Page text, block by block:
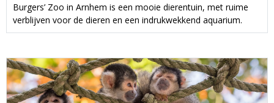
Burgers’ Zoo in Arnhem is een mooie dierentuin, met ruime
verblijven voor de dieren en een indrukwekkend aquarium.